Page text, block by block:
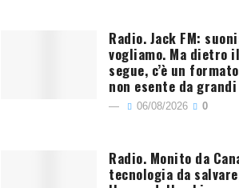
Radio. Jack FM:
vogliamo. Ma dietro
segue, c’è un
non esente da
06/08/2026 0
Radio. Monito da
tecnologia da